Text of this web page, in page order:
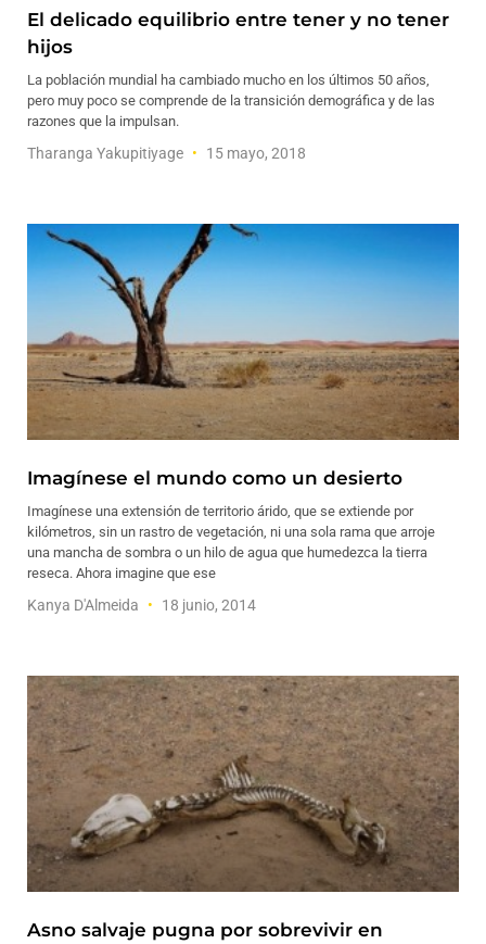
El delicado equilibrio entre tener y no tener
hijos
La población mundial ha cambiado mucho en los últimos 50 años,
pero muy poco se comprende de la transición demográfica y de las
razones que la impulsan.
Tharanga Yakupitiyage 15 mayo, 2018
Imagínese el mundo como un desierto
Imagínese una extensión de territorio árido, que se extiende por
kilómetros, sin un rastro de vegetación, ni una sola rama que arroje
una mancha de sombra o un hilo de agua que humedezca la tierra
reseca. Ahora imagine que ese
Kanya D'Almeida 18 junio, 2014
Asno salvaje pugna por sobrevivir en